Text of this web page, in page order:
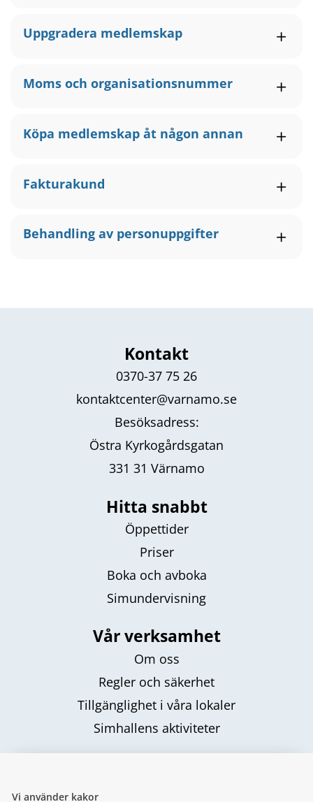
Vi använder kakor
Uppgradera medlemskap
Moms och organisationsnummer
Köpa medlemskap åt någon annan
Fakturakund
Behandling av personuppgifter
Kontakt
0370-37 75 26
kontaktcenter@varnamo.se
Besöksadress:
Östra Kyrkogårdsgatan
331 31 Värnamo
Hitta snabbt
Öppettider
Priser
Boka och avboka
Simundervisning
Vår verksamhet
Om oss
Regler och säkerhet
Tillgänglighet i våra lokaler
Simhallens aktiviteter